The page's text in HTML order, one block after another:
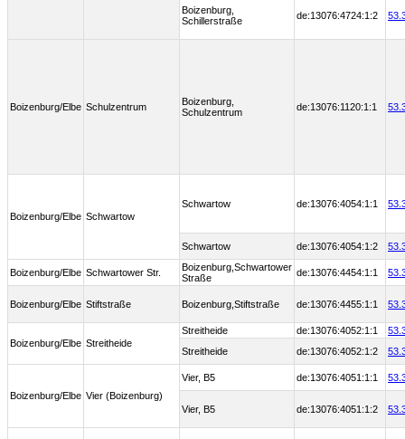
Boizenburg,
Schillerstraße
de:13076:4724:1:2
Boizenburg/Elbe Schulzentrum
Boizenburg,
Schulzentrum
de:13076:1120:1:1
Boizenburg/Elbe Schwartow
Schwartow de:13076:4054:1:1
Schwartow de:13076:4054:1:2
Boizenburg/Elbe Schwartower Str.
Boizenburg,Schwartower
Straße
de:13076:4454:1:1
Boizenburg/Elbe Stiftstraße Boizenburg,Stiftstraße de:13076:4455:1:1
Boizenburg/Elbe Streitheide
Streitheide de:13076:4052:1:1
Streitheide
de:13076:4052:1:2
Boizenburg/Elbe Vier (Boizenburg)
Vier, B5 de:13076:4051:1:1
Vier, B5 de:13076:4051:1:2